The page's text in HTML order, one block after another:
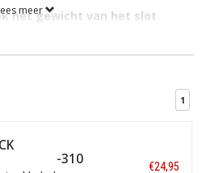
het gewicht van het slot
robuust slot en sublieme
dergelijk slot is vooral bestemd
en het slot is onnodig log om te
bij aankoop niet in de gaten,
meer
1
ZR-310
€24,95